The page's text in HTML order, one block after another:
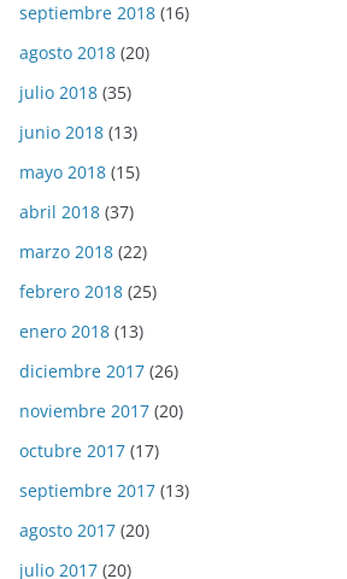
septiembre 2018 (16)
agosto 2018 (20)
julio 2018 (35)
junio 2018 (13)
mayo 2018 (15)
abril 2018 (37)
marzo 2018 (22)
febrero 2018 (25)
enero 2018 (13)
diciembre 2017 (26)
noviembre 2017 (20)
octubre 2017 (17)
septiembre 2017 (13)
agosto 2017 (20)
julio 2017 (20)